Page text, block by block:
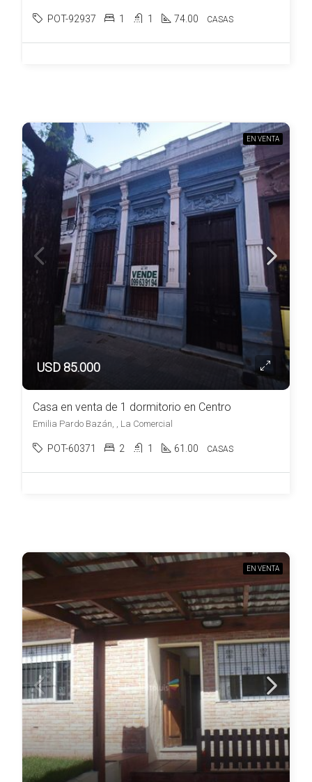
POT-92937 1 1 74.00 CASAS
EN VENTA
USD 85.000
Casa en venta de 1 dormitorio en Centro
Emilia Pardo Bazán, , La Comercial
POT-60371 2 1 61.00 CASAS
EN VENTA